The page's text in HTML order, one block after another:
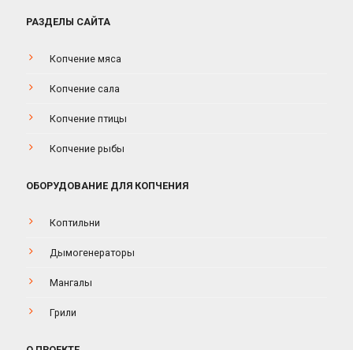
РАЗДЕЛЫ САЙТА
Копчение мяса
Копчение сала
Копчение птицы
Копчение рыбы
ОБОРУДОВАНИЕ ДЛЯ КОПЧЕНИЯ
Коптильни
Дымогенераторы
Мангалы
Грили